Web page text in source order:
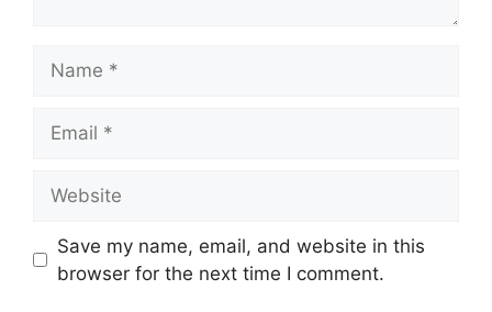
Save my name, email, and website in this
browser for the next time I comment.